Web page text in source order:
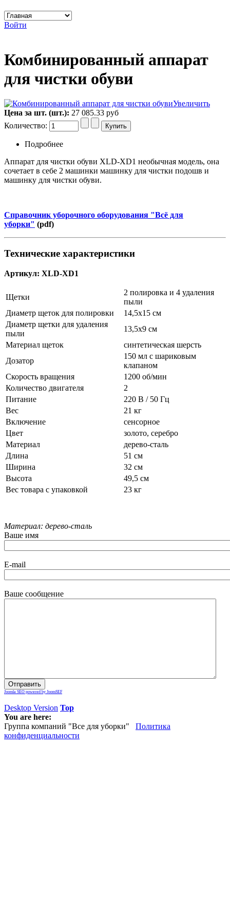
Войти
Комбинированный аппарат
для чистки обуви
Увеличить
Цена за шт. (шт.): 27 085.33 руб
Количество:
Подробнее
Аппарат для чистки обуви XLD-XD1 необычная модель, она
сочетает в себе 2 машинки машинку для чистки подошв и
машинку для чистки обуви.
Справочник уборочного оборудования "Всё для
уборки" (pdf)
Технические характеристики
Артикул: XLD-XD1
Щетки
2 полировка и 4 удаления
пыли
Диаметр щеток для полировки
14,5х15 см
Диаметр щетки для удаления
пыли
13,5х9 см
Материал щеток
синтетическая шерсть
Дозатор
150 мл с шариковым
клапаном
Скорость вращения
1200 об/мин
Количество двигателя
2
Питание
220 В / 50 Гц
Вес
21 кг
Включение
сенсорное
Цвет
золото, серебро
Материал
дерево-сталь
Длина
51 см
Ширина
32 см
Высота
49,5 см
Вес товара с упаковкой
23 кг
Материал: дерево-сталь
Ваше имя
E-mail
Ваше сообщение
Joomla SEO powered by JoomSEF
Desktop Version Top
You are here:
Группа компаний "Все для уборки" Политика
конфиденциальности